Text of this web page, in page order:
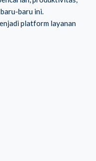
baru ini.
platform layanan